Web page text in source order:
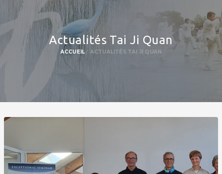
Actualités Tai Ji Quan
ACCUEIL ACTUALITÉS TAI JI QUAN